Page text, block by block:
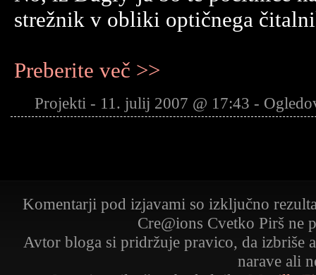
strežnik v obliki optičnega
Preberite več >>
Projekti - 11. julij 2007 @ 17:43 -
Komentarji pod izjavami so izključno
Cre@ions Cvetko Pirš ne
Avtor bloga si pridržuje pravico, da izbriše
narave ali